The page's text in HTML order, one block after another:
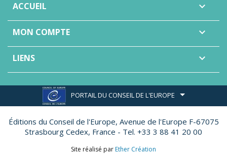
ACCUEIL 
MON COMPTE 
LIENS 
PORTAIL DU CONSEIL DE L'EUROPE
Éditions du Conseil de l'Europe, Avenue de l'Europe F-67075
Strasbourg Cedex, France - Tel. +33 3 88 41 20 00
Site réalisé par Ether Création